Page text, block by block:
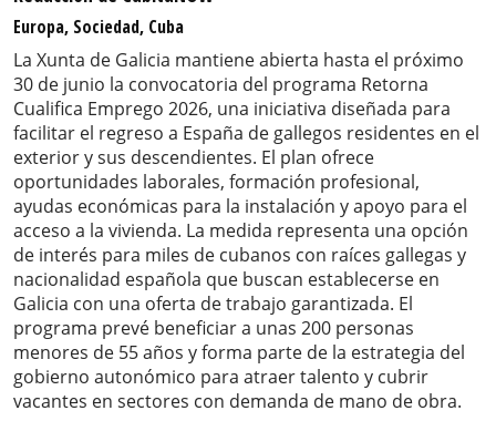
Europa, Sociedad, Cuba
La Xunta de Galicia mantiene abierta hasta el próximo
30 de junio la convocatoria del programa Retorna
Cualifica Emprego 2026, una iniciativa diseñada para
facilitar el regreso a España de gallegos residentes en el
exterior y sus descendientes. El plan ofrece
oportunidades laborales, formación profesional,
ayudas económicas para la instalación y apoyo para el
acceso a la vivienda. La medida representa una opción
de interés para miles de cubanos con raíces gallegas y
nacionalidad española que buscan establecerse en
Galicia con una oferta de trabajo garantizada. El
programa prevé beneficiar a unas 200 personas
menores de 55 años y forma parte de la estrategia del
gobierno autonómico para atraer talento y cubrir
vacantes en sectores con demanda de mano de obra.